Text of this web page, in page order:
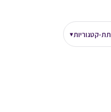
תת-קטגוריות▾